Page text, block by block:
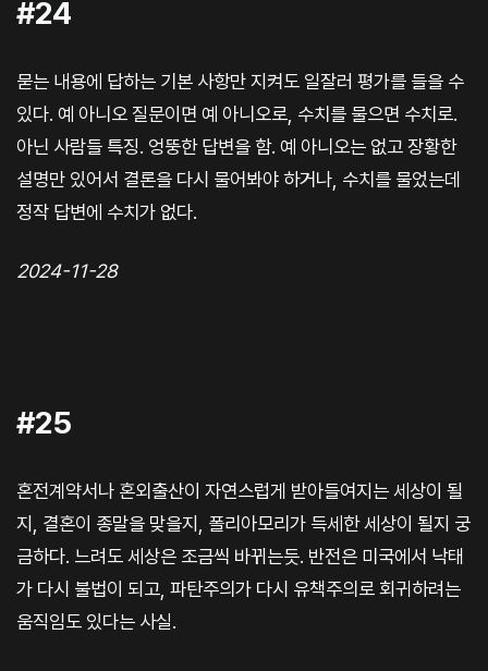
#24
묻는 내용에 답하는 기본 사항만 지켜도 일잘러 평가를 들을 수
있다. 예 아니오 질문이면 예 아니오로, 수치를 물으면 수치로.
아닌 사람들 특징. 엉뚱한 답변을 함. 예 아니오는 없고 장황한
설명만 있어서 결론을 다시 물어봐야 하거나, 수치를 물었는데
정작 답변에 수치가 없다.
2024-11-28
#25
혼전계약서나 혼외출산이 자연스럽게 받아들여지는 세상이 될
지, 결혼이 종말을 맞을지, 폴리아모리가 득세한 세상이 될지 궁
금하다. 느려도 세상은 조금씩 바뀌는듯. 반전은 미국에서 낙태
가 다시 불법이 되고, 파탄주의가 다시 유책주의로 회귀하려는
움직임도 있다는 사실.